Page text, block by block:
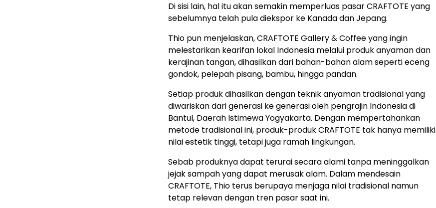
Di sisi lain, hal itu akan semakin memperluas pasar CRAFTOTE yang
sebelumnya telah pula diekspor ke Kanada dan Jepang.
Thio pun menjelaskan, CRAFTOTE Gallery & Coffee yang ingin
melestarikan kearifan lokal Indonesia melalui produk anyaman dan
kerajinan tangan, dihasilkan dari bahan-bahan alam seperti eceng
gondok, pelepah pisang, bambu, hingga pandan.
Setiap produk dihasilkan dengan teknik anyaman tradisional yang
diwariskan dari generasi ke generasi oleh pengrajin Indonesia di
Bantul, Daerah Istimewa Yogyakarta. Dengan mempertahankan
metode tradisional ini, produk-produk CRAFTOTE tak hanya memiliki
nilai estetik tinggi, tetapi juga ramah lingkungan.
Sebab produknya dapat terurai secara alami tanpa meninggalkan
jejak sampah yang dapat merusak alam. Dalam mendesain
CRAFTOTE, Thio terus berupaya menjaga nilai tradisional namun
tetap relevan dengan tren pasar saat ini.